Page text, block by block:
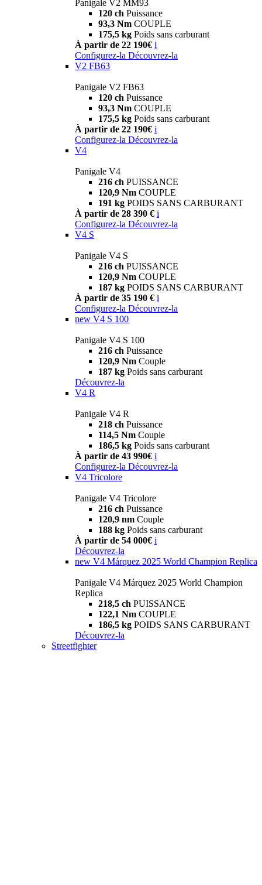
Panigale V2 MM93
120 ch Puissance
93,3 Nm COUPLE
175,5 kg Poids sans carburant
À partir de 22 190€ i
Configurez-la Découvrez-la
V2 FB63
Panigale V2 FB63
120 ch Puissance
93,3 Nm COUPLE
175,5 kg Poids sans carburant
À partir de 22 190€ i
Configurez-la Découvrez-la
V4
Panigale V4
216 ch PUISSANCE
120,9 Nm COUPLE
191 kg POIDS SANS CARBURANT
À partir de 28 390 € i
Configurez-la Découvrez-la
V4 S
Panigale V4 S
216 ch PUISSANCE
120,9 Nm COUPLE
187 kg POIDS SANS CARBURANT
À partir de 35 190 € i
Configurez-la Découvrez-la
new V4 S 100
Panigale V4 S 100
216 ch Puissance
120,9 Nm Couple
187 kg Poids sans carburant
Découvrez-la
V4 R
Panigale V4 R
218 ch Puissance
114,5 Nm Couple
186,5 kg Poids sans carburant
À partir de 43 990€ i
Configurez-la Découvrez-la
V4 Tricolore
Panigale V4 Tricolore
216 ch Puissance
120,9 nm Couple
188 kg Poids sans carburant
À partir de 54 000€ i
Découvrez-la
new V4 Márquez 2025 World Champion Replica
Panigale V4 Márquez 2025 World Champion
Replica
218,5 ch PUISSANCE
122,1 Nm COUPLE
186,5 kg POIDS SANS CARBURANT
Découvrez-la
Streetfighter